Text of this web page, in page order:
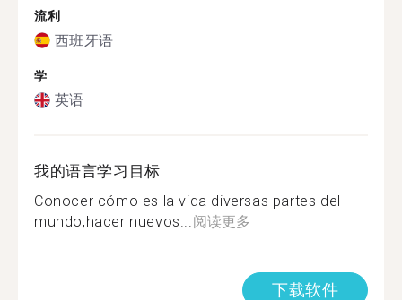
流利
西班牙语
学
英语
我的语言学习目标
Conocer cómo es la vida diversas partes del
mundo,hacer nuevos...阅读更多
下载软件